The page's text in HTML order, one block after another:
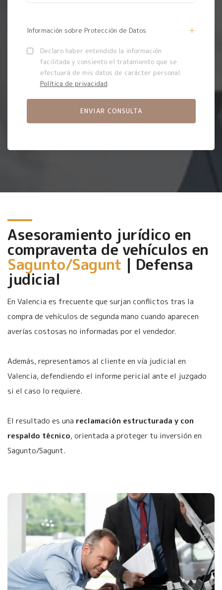
Información sobre Protección de Datos
Declaro haber entendido la información
facilitada y consiento el tratamiento que se
efectuará de mis datos de carácter personal.
Política de privacidad.
Asesoramiento jurídico en
compraventa de vehículos en
Sagunto/Sagunt | Defensa
judicial
En Valencia es frecuente que surjan conflictos tras la
compra de vehículos de segunda mano cuando aparecen
averías costosas no informadas por el vendedor.
Además, representamos al cliente en vía judicial en
Valencia, defendiendo el informe pericial ante el juzgado
si el caso lo requiere.
El resultado es una reclamación estructurada y con
respaldo técnico, orientada a proteger tu inversión en
Sagunto/Sagunt.